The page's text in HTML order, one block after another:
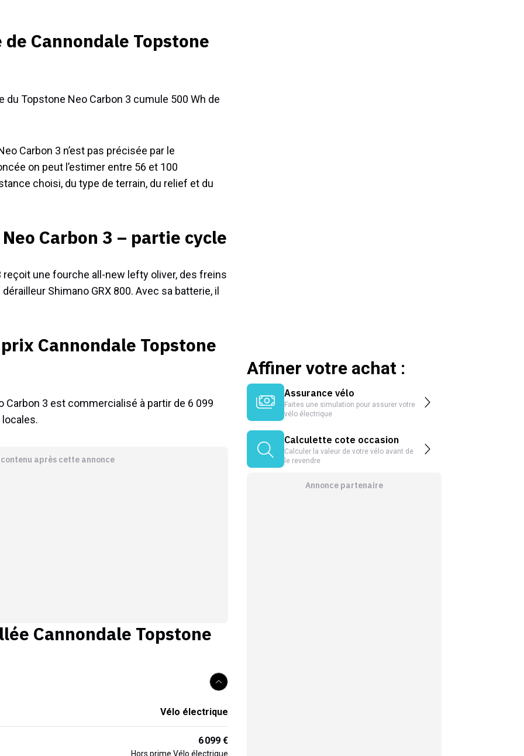
Cannondale Topstone
du Topstone Neo Carbon 3 cumule 500 Wh de
Carbon 3 n’est pas précisée par le
on peut l’estimer entre 56 et 100
choisi, du type de terrain, du relief et du
Carbon 3 – partie cycle
reçoit une fourche all-new lefty oliver, des freins
Shimano GRX 800. Avec sa batterie, il
Cannondale Topstone
Carbon 3 est commercialisé à partir de 6 099
après cette annonce
Cannondale Topstone
Vélo électrique
6 099 €
Hors prime Vélo électrique
Affiner votre achat :
Assurance vélo
Faites une simulation pour assurer votre
vélo électrique
Calculette cote occasion
Calculer la valeur de votre vélo avant de
le revendre
Annonce partenaire